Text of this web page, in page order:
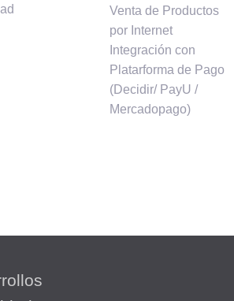
Venta de Productos
por Internet
Integración con
Platarforma de Pago
(Decidir/ PayU /
Mercadopago)